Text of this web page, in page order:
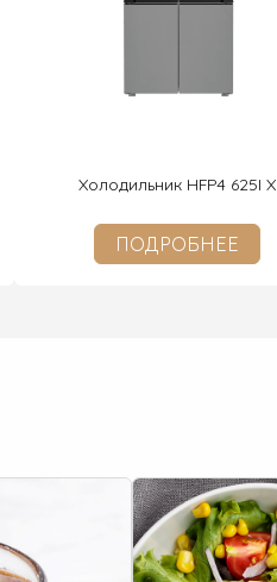
Холодильник HFP4 625I X
ПОДРОБНЕЕ